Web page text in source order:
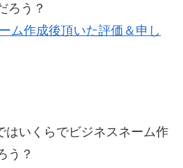
ろう？
ム作成後頂いた評価＆申し
はいくらでビジネスネーム作
う？